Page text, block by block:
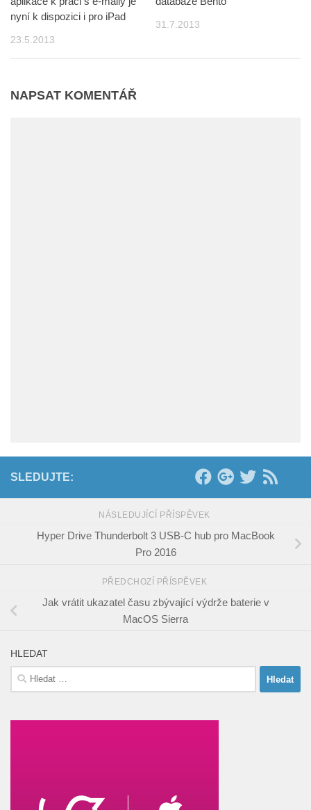
nyní k dispozici i pro iPad
23.5.2013
31.7.2013
NAPSAT KOMENTÁŘ
SLEDUJTE:
NÁSLEDUJÍCÍ PŘÍSPĚVEK
Hyper Drive Thunderbolt 3 USB-C hub pro MacBook
Pro 2016
PŘEDCHOZÍ PŘÍSPĚVEK
Jak vrátit ukazatel času zbývající výdrže baterie v
MacOS Sierra
HLEDAT
Vyhledávání